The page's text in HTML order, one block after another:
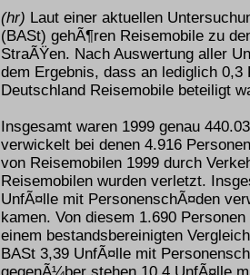
(hr) Laut einer aktuellen
(BASt) gehÃ¶ren Reisemobile zu
StraÃŸen. Nach Auswertung aller
dem Ergebnis, dass an lediglich
Deutschland Reisemobile beteiligt
Insgesamt waren 1999 genau
verwickelt bei denen 4.916
von Reisemobilen 1999 durch
Reisemobilen wurden verletzt.
UnfÃ¤lle mit PersonenschÃ¤den
kamen. Von diesem 1.690
einem bestandsbereinigten
BASt 3,39 UnfÃ¤lle mit